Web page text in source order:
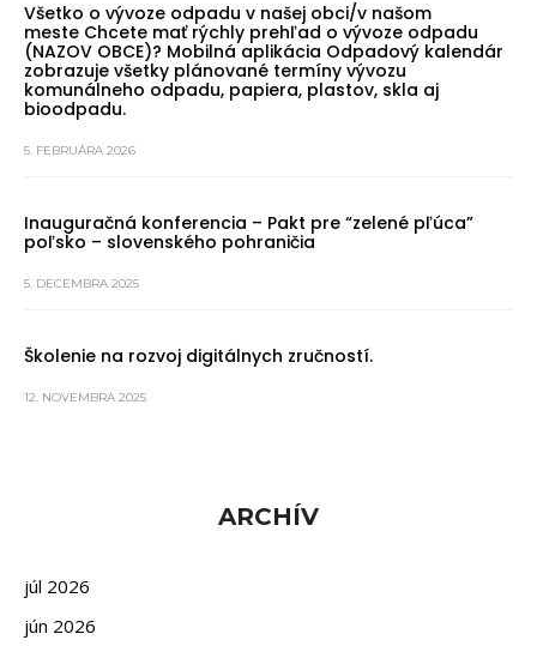
Všetko o vývoze odpadu v našej obci/v našom
meste Chcete mať rýchly prehľad o vývoze odpadu
(NAZOV OBCE)? Mobilná aplikácia Odpadový kalendár
zobrazuje všetky plánované termíny vývozu
komunálneho odpadu, papiera, plastov, skla aj
bioodpadu.
5. FEBRUÁRA 2026
Inauguračná konferencia – Pakt pre “zelené pľúca”
poľsko – slovenského pohraničia
5. DECEMBRA 2025
Školenie na rozvoj digitálnych zručností.
12. NOVEMBRA 2025
ARCHÍV
júl 2026
jún 2026